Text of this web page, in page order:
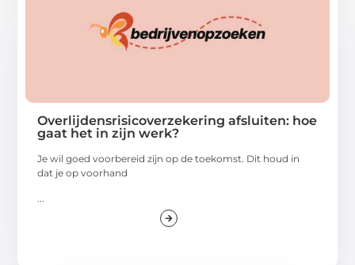
Overlijdensrisicoverzekering afsluiten: hoe
gaat het in zijn werk?
Je wil goed voorbereid zijn op de toekomst. Dit houd in
dat je op voorhand
...